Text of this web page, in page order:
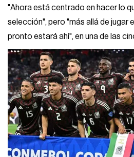
"Ahora está centrado en hacer lo
selección", pero "más allá de jugar
pronto estará ahí", en una de las